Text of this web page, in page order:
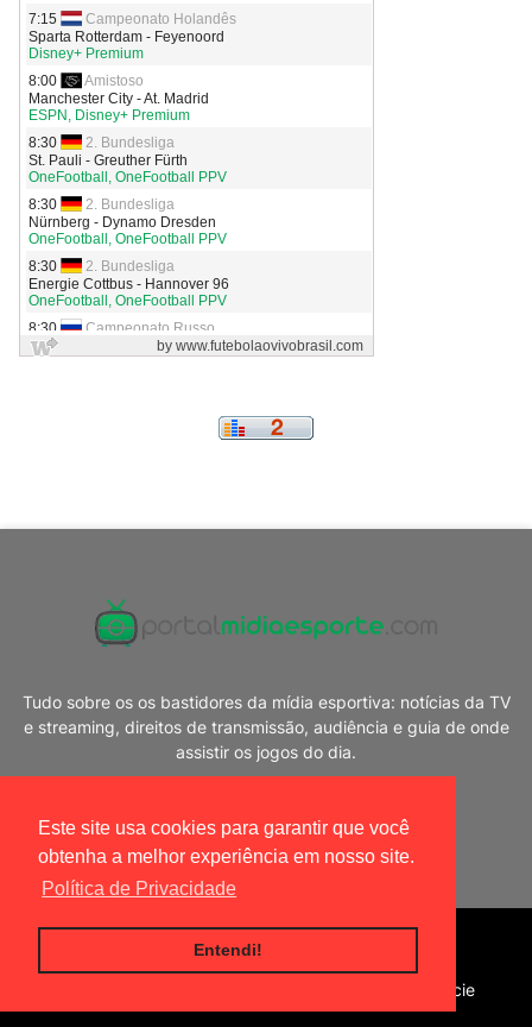
Este site usa cookies para garantir que você
obtenha a melhor experiência em nosso site.
Política de Privacidade
Entendi!
Tudo sobre os os bastidores da mídia esportiva: notícias da TV
e streaming, direitos de transmissão, audiência e guia de onde
assistir os jogos do dia.
Blogger Templates|
Anuncie